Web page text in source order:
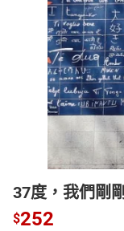
日本購物 電
37度，我們剛
$252